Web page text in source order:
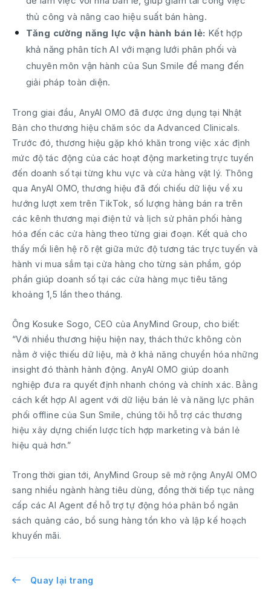
thủ công và nâng cao hiệu suất bán hàng.
Tăng cường năng lực vận hành bán lẻ: Kết hợp
khả năng phân tích AI với mạng lưới phân phối và
chuyên môn vận hành của Sun Smile để mang đến
giải pháp toàn diện.
Trong giai đầu, AnyAI OMO đã được ứng dụng tại Nhật
Bản cho thương hiệu chăm sóc da Advanced Clinicals.
Trước đó, thương hiệu gặp khó khăn trong việc xác định
mức độ tác động của các hoạt động marketing trực tuyến
đến doanh số tại từng khu vực và cửa hàng vật lý. Thông
qua AnyAI OMO, thương hiệu đã đối chiếu dữ liệu về xu
hướng lượt xem trên TikTok, số lượng hàng bán ra trên
các kênh thương mại điện tử và lịch sử phân phối hàng
hóa đến các cửa hàng theo từng giai đoạn. Kết quả cho
thấy mối liên hệ rõ rệt giữa mức độ tương tác trực tuyến và
hành vi mua sắm tại cửa hàng cho từng sản phẩm, góp
phần giúp doanh số tại các cửa hàng mục tiêu tăng
khoảng 1,5 lần theo tháng.
Ông Kosuke Sogo, CEO của AnyMind Group, cho biết:
“Với nhiều thương hiệu hiện nay, thách thức không còn
nằm ở việc thiếu dữ liệu, mà ở khả năng chuyển hóa những
insight đó thành hành động. AnyAI OMO giúp doanh
nghiệp đưa ra quyết định nhanh chóng và chính xác. Bằng
cách kết hợp AI agent với dữ liệu bán lẻ và năng lực phân
phối offline của Sun Smile, chúng tôi hỗ trợ các thương
hiệu xây dựng chiến lược tích hợp marketing và bán lẻ
hiệu quả hơn.”
Trong thời gian tới, AnyMind Group sẽ mở rộng AnyAI OMO
sang nhiều ngành hàng tiêu dùng, đồng thời tiếp tục nâng
cấp các AI Agent để hỗ trợ tự động hóa phân bổ ngân
sách quảng cáo, bổ sung hàng tồn kho và lập kế hoạch
khuyến mãi.
Quay lại trang